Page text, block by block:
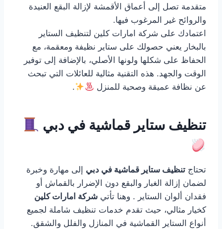
متقدمة تصل إلى أعماق الأقمشة لإزالة البقع العنيدة
والروائح غير المرغوب فيها.
اعتمادك على شركة امارات كلين لتنظيف الستاير
بالبخار يعني حصولك على ستاير نظيفة ومعقمة، مع
الحفاظ على شكلها ولونها الأصلي، بالإضافة إلى توفير
الوقت والجهد. هذه التقنية مثالية للعائلات التي تبحث
عن نظافة عميقة وصحية للمنزل
.
تنظيف ستاير قماشية في دبي
تحتاج تنظيف ستاير قماشية في دبي إلى مهارة وخبرة
لضمان إزالة الغبار والبقع دون الإضرار بالقماش أو
فقدان ألوان الستاير . وهنا تأتي شركة امارات كلين
كخيار مثالي، حيث تقدم خدمات تنظيف شاملة لجميع
أنواع الستاير القماشية في المنازل والفلل والشقق.